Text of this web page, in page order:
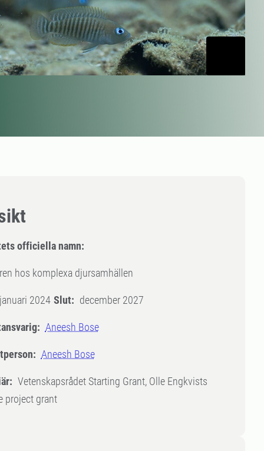
officiella namn:
hos komplexa djursamhällen
januari 2024 Slut: december 2027
Aneesh Bose
Aneesh Bose
Vetenskapsrådet Starting Grant, Olle Engkvists
project grant